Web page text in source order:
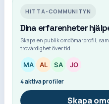
HITTA-COMMUNITYN
Dina erfarenheter
Skapa en publik omdömarprofil,
trovärdighet över tid.
4aktiva profiler
Skapa